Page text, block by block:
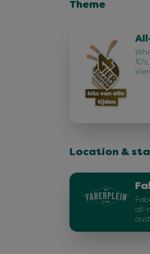
Theme
Location &
all-